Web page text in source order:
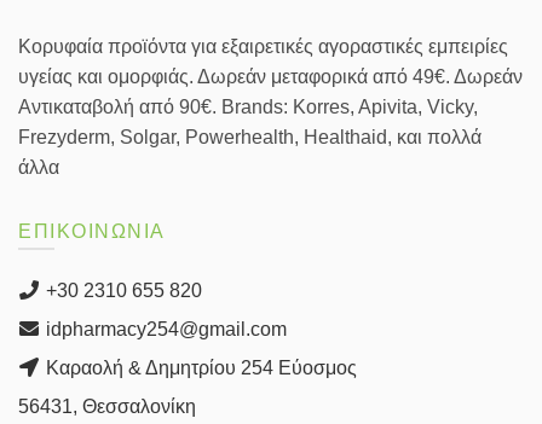
Κορυφαία προϊόντα για εξαιρετικές αγοραστικές εμπειρίες
υγείας και ομορφιάς. Δωρεάν μεταφορικά από 49€. Δωρεάν
Αντικαταβολή από 90€. Brands: Korres, Apivita, Vicky,
Frezyderm, Solgar, Powerhealth, Healthaid, και πολλά
άλλα
ΕΠΙΚΟΙΝΩΝΙΑ
+30 2310 655 820
idpharmacy254@gmail.com
Καραολή & Δημητρίου 254 Εύοσμος
56431, Θεσσαλονίκη